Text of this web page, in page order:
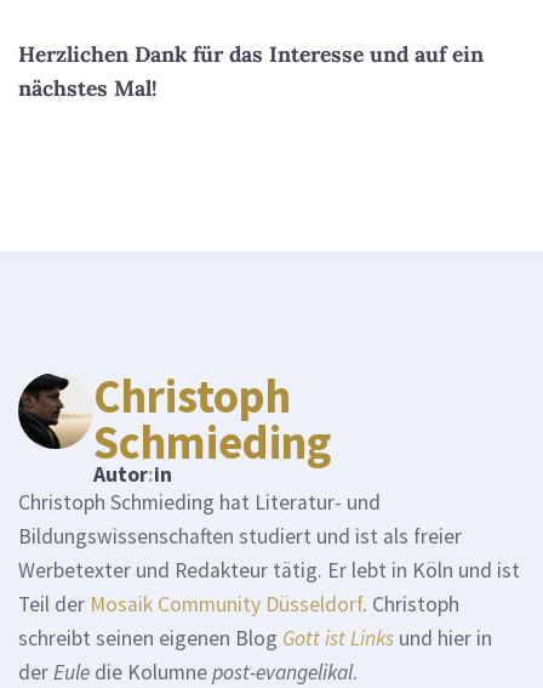
Herzlichen Dank für das Interesse und auf ein
nächstes Mal!
Christoph
Schmieding
Autor:in
Christoph Schmieding hat Literatur- und
Bildungswissenschaften studiert und ist als freier
Werbetexter und Redakteur tätig. Er lebt in Köln und ist
Teil der Mosaik Community Düsseldorf. Christoph
schreibt seinen eigenen Blog Gott ist Links und hier in
derEule die Kolumnepost-evangelikal.